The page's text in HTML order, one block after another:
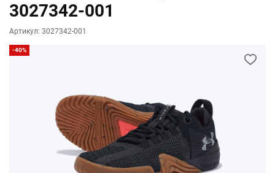
3027342-001
Артикул: 3027342-001
-40%